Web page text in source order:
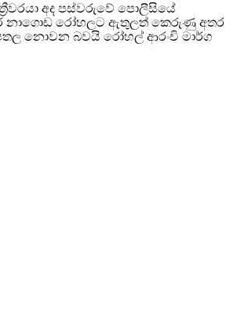
අද පස්වරුවේ පොලීසියේ
නාගොඩ රෝහලට ඇතුලත් කෙරුණු අතර
නොවන බවයි රෝහල් ආරංචි මාර්ග